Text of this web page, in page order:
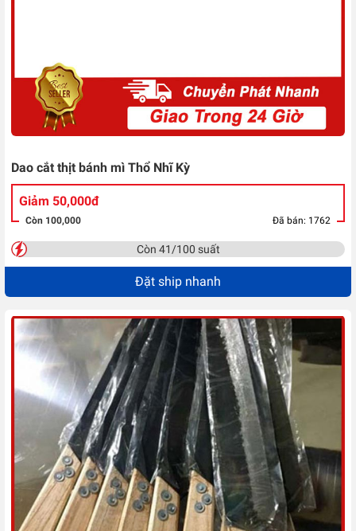
Dao cắt thịt bánh mì Thổ Nhĩ Kỳ
Giảm 50,000đ
Còn 100,000 Đã bán: 1762
Còn 41/100 suất
Đặt ship nhanh